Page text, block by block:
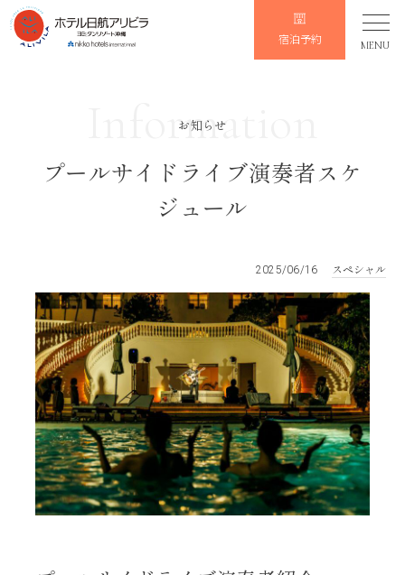
宿泊予約 MENU
Information
お知らせ
プールサイドライブ演奏者スケ
ジュール
2025/06/16 スペシャル